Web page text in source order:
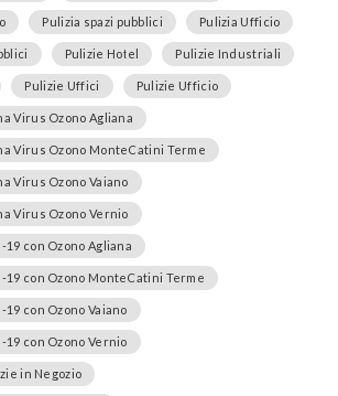
Pulizia spazi pubblici Pulizia Ufficio
Pulizie Hotel Pulizie Industriali
Pulizie Uffici Pulizie Ufficio
Virus Ozono Agliana
Virus Ozono MonteCatini Terme
Virus Ozono Vaiano
Virus Ozono Vernio
con Ozono Agliana
19 con Ozono MonteCatini Terme
con Ozono Vaiano
con Ozono Vernio
in Negozio